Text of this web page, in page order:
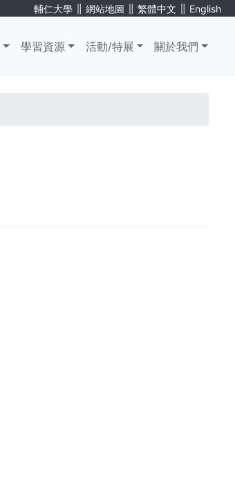
輔仁大學 ∥ 網站地圖 ∥ 繁體中文 ∥ English
學習資源 活動/特展 關於我們